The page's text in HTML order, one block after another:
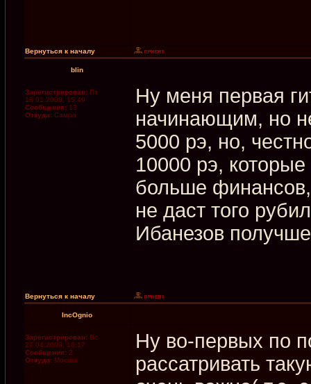
Вернуться к началу
blin
Зарегистрирован: Пт
18.01.2008, 15:49
Сообщения: 13
Откуда: Самра
Ну меня первая
начинающим, но
5000 рэ, но,
10000 рэ,
больше
не даст того
Ибанезов
Вернуться к началу
IncOgnio
Зарегистрирован: Вс
27.04.2008, 16:17
Сообщения: 2
Откуда: Москва
Ну во-первых по
рассатривать